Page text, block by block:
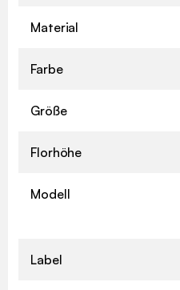
Material
Farbe
Größe
Florhöhe
Modell
Label